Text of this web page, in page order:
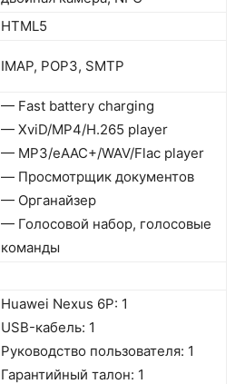
HTML5
IMAP, POP3, SMTP
— Fast battery charging
— XviD/MP4/H.265 player
— MP3/eAAC+/WAV/Flac player
— Просмотрщик документов
— Органайзер
— Голосовой набор, голосовые
команды
Huawei Nexus 6P: 1
USB-кабель: 1
Руководство пользователя: 1
Гарантийный талон: 1